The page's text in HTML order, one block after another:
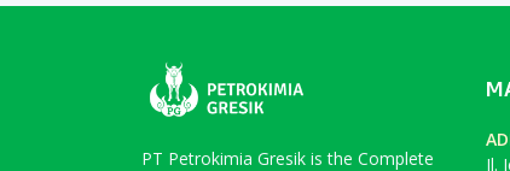
PT Petrokimia Gresik is the Complete
Jl.